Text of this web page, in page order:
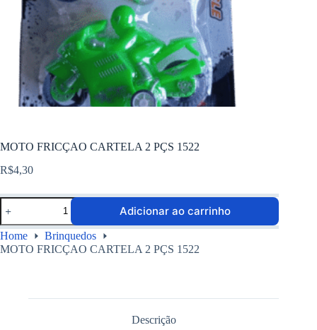
MOTO FRICÇAO CARTELA 2 PÇS 1522
R$4,30
Adicionar ao carrinho
Home
Brinquedos
MOTO FRICÇAO CARTELA 2 PÇS 1522
Descrição